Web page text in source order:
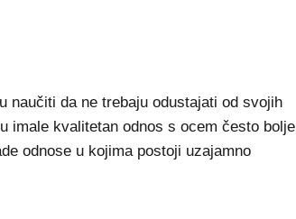
naučiti da ne trebaju odustajati od svojih
imale kvalitetan odnos s ocem često bolje
odnose u kojima postoji uzajamno